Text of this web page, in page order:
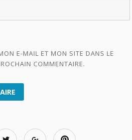
E-MAIL ET MON SITE DANS LE
COMMENTAIRE.